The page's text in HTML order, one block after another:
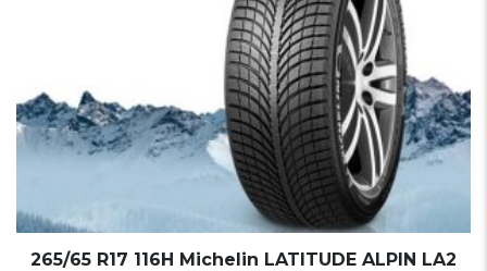
265/65 R17 116H Michelin LATITUDE ALPIN LA2